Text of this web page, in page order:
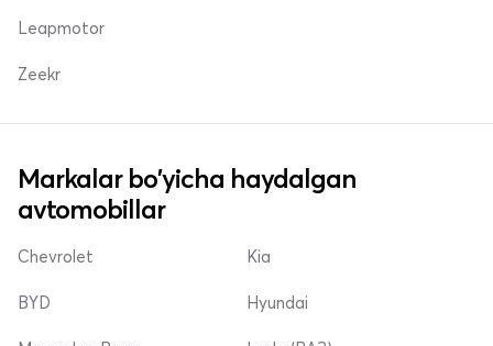
Leapmotor
Zeekr
Markalar bo'yicha haydalgan
avtomobillar
Chevrolet
BYD
Kia
Hyundai